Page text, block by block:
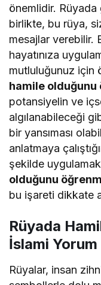
önemlidir.
birlikte, bu rüya,
mesajlar verebilir.
hayatınıza
mutluluğunuz için
hamile olduğunu
potansiyelin ve
algılanabileceği
bir yansıması
anlatmaya
şekilde
olduğunu
bu işareti dikkate
Rüyada
İslami Yorum
Rüyalar, insan